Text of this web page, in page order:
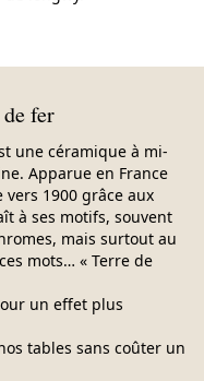
fer
une céramique à mi-
Apparue en France
1900 grâce aux
à ses motifs, souvent
mais surtout au
mots… « Terre de
un effet plus
tables sans coûter un